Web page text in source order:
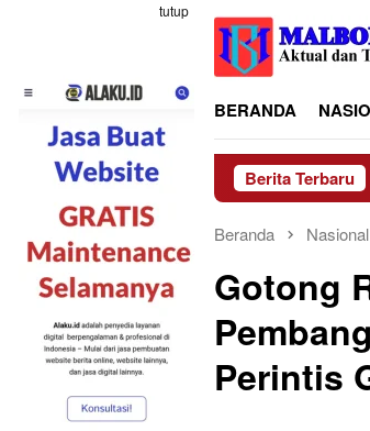
tutup
BERANDA
Berita Terbaru
Beranda Nasional
Gotong
Perintis